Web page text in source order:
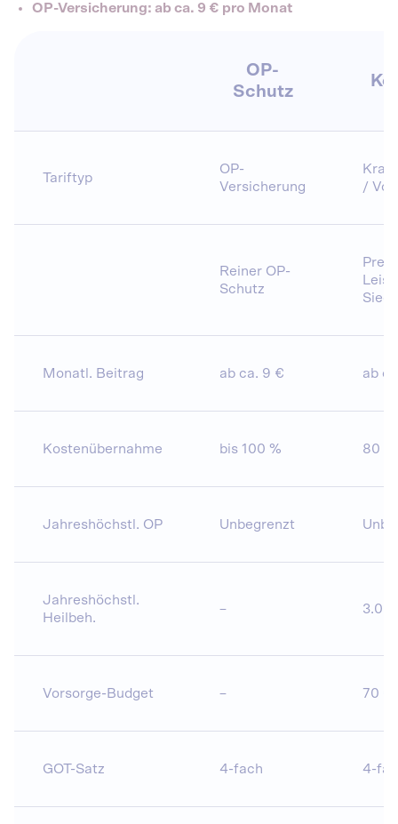
OP-Versicherung: ab ca. 9 € pro Monat
OP-
Schutz
Tariftyp
OP-
Versicherung
/
Reiner OP-
Schutz
Monatl. Beitrag ab ca. 9 € ab
Kostenübernahme bis 100 % 80 %
Jahreshöchstl. OP Unbegrenzt
Jahreshöchstl.
Heilbeh.
–
Vorsorge-Budget – 70 €
GOT-Satz 4-fach 4-